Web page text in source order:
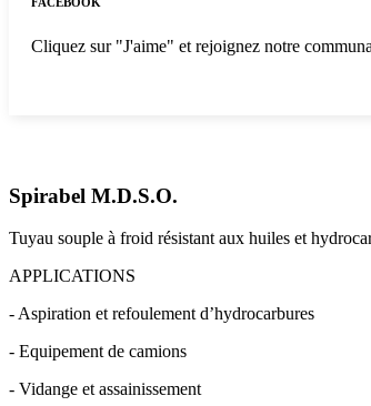
Cliquez sur "J'aime" et rejoignez notre
Spirabel M.D.S.O.
Tuyau souple à froid résistant aux huiles et
APPLICATIONS
- Aspiration et refoulement d’hydrocarbures
- Equipement de camions
- Vidange et assainissement